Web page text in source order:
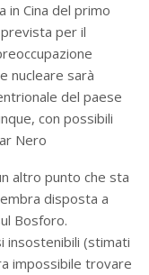
in Cina del primo
per il
nucleare sarà
del paese
con possibili
Nero
altro punto che sta
disposta a
Bosforo.
insostenibili (stimati
impossibile trovare